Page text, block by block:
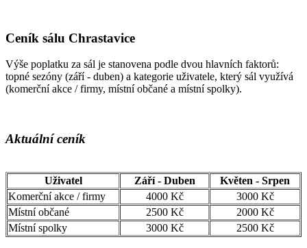
Ceník sálu Chrastavice
Výše poplatku za sál je stanovena podle dvou hlavních faktorů:
topné sezóny (září - duben) a kategorie uživatele, který sál využívá
(komerční akce / firmy, místní občané a místní spolky).
Aktuální ceník
Uživatel Září - Duben
Květen - Srpen
Komerční akce / firmy
4000 Kč
3000 Kč
Místní občané
2500 Kč
2000 Kč
Místní spolky
3000 Kč 2500 Kč